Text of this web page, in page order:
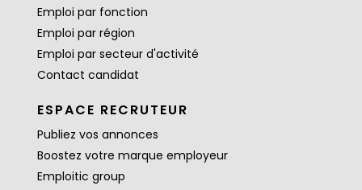
Emploi par fonction
Emploi par région
Emploi par secteur d'activité
Contact candidat
ESPACE RECRUTEUR
Publiez vos annonces
Boostez votre marque employeur
Emploitic group